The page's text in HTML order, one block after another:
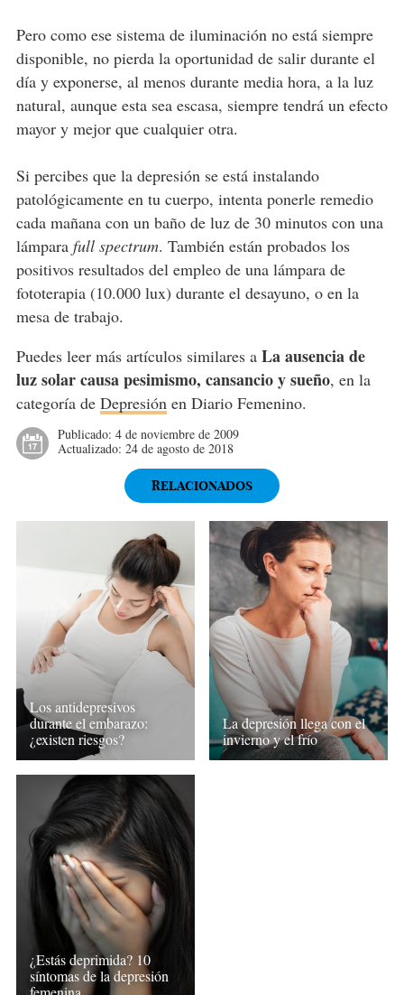
Pero como ese sistema de iluminación no está siempre
disponible, no pierda la oportunidad de salir durante el
día y exponerse, al menos durante media hora, a la luz
natural, aunque esta sea escasa, siempre tendrá un efecto
mayor y mejor que cualquier otra.
Si percibes que la depresión se está instalando
patológicamente en tu cuerpo, intenta ponerle remedio
cada mañana con un baño de luz de 30 minutos con una
lámpara full spectrum. También están probados los
positivos resultados del empleo de una lámpara de
fototerapia (10.000 lux) durante el desayuno, o en la
mesa de trabajo.
Puedes leer más artículos similares a La ausencia de
luz solar causa pesimismo, cansancio y sueño, en la
categoría de Depresiónen Diario Femenino.
Publicado: 4 de noviembre de 2009
Actualizado: 24 de agosto de 2018
RELACIONADOS
Los antidepresivos
durante el embarazo:
¿existen riesgos?
La depresión llega con el
invierno y el frío
¿Estás deprimida? 10
síntomas de la depresión